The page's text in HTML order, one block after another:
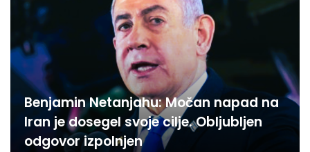
Benjamin Netanjahu: Močan napad na
Iran je dosegel svoje cilje. Obljubljen
odgovor izpolnjen